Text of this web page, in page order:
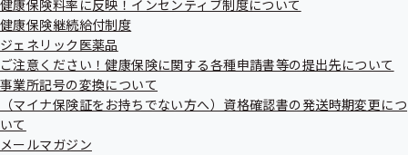
健康保険料率に反映！インセンティブ制度について
健康保険継続給付制度
ジェネリック医薬品
ご注意ください！健康保険に関する各種申請書等の提出先について
事業所記号の変換について
（マイナ保険証をお持ちでない方へ）資格確認書の発送時期変更につ
いて
メールマガジン
■ＵＲＬ：/shibu/yamagata/
*********************************************************